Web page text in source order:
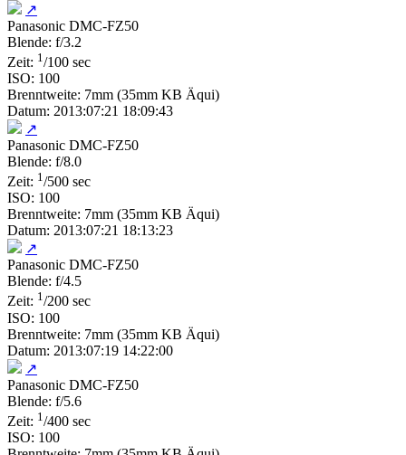
↗
Panasonic DMC-FZ50
Blende: f/3.2
Zeit: 1 /100 sec
ISO: 100
Brenntweite: 7mm (35mm KB Äqui)
Datum: 2013:07:21 18:09:43
↗
Panasonic DMC-FZ50
Blende: f/8.0
Zeit: 1/500 sec
ISO: 100
Brenntweite: 7mm (35mm KB Äqui)
Datum: 2013:07:21 18:13:23
↗
Panasonic DMC-FZ50
Blende: f/4.5
Zeit: 1/200 sec
ISO: 100
Brenntweite: 7mm (35mm KB Äqui)
Datum: 2013:07:19 14:22:00
↗
Panasonic DMC-FZ50
Blende: f/5.6
Zeit: 1 /400 sec
ISO: 100